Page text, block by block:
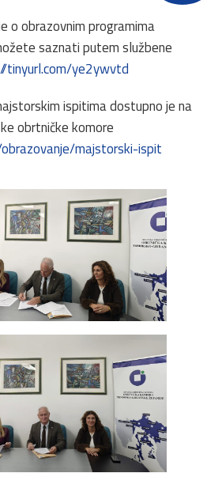
o obrazovnim programima
saznati putem službene
tinyurl.com/ye2ywvtd
ispitima dostupno je na
obrtničke komore
majstorski-ispit